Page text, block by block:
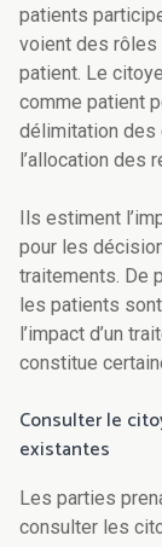
patients
voient des
patient. Le
comme patient
délimitation des
l’allocation des
Ils estiment
pour les
traitements. De
les patients
l’impact d’un
constitue
Consulter le
existantes
Les parties
consulter les